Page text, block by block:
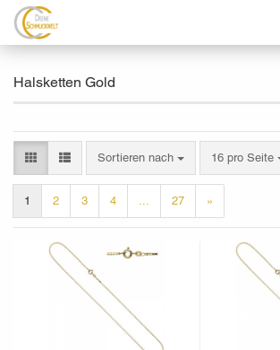
Halsketten Gold
Sortieren nach
Sortieren nach 16 pro Seite
pro Seite
1 2 3 4 ... 27 »